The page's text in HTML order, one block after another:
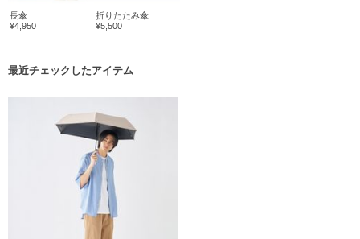
長傘
¥4,950
折りたたみ傘
¥5,500
最近チェックしたアイテム